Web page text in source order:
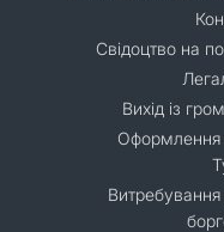
Свідоцтво на
Вихід із
Оформлення
Витребування